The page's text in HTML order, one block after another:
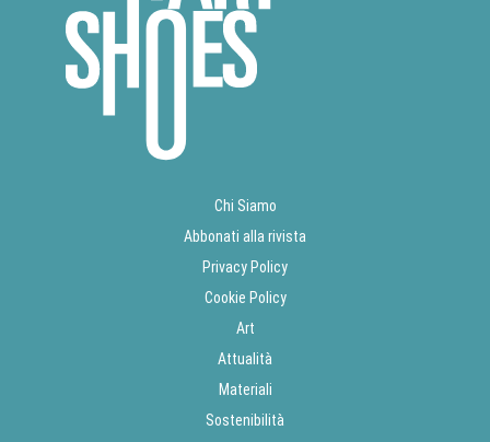
Chi Siamo
Abbonati alla rivista
Privacy Policy
Cookie Policy
Art
Attualità
Materiali
Sostenibilità